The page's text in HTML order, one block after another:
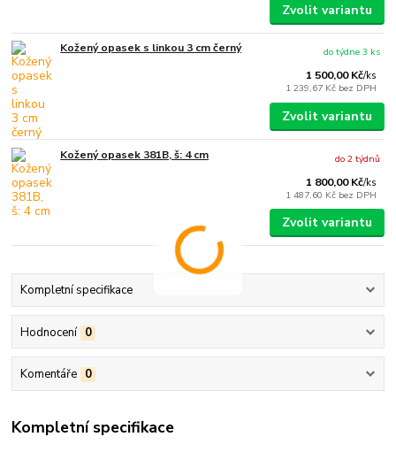
Zvolit variantu
Kožený opasek s linkou 3 cm černý
1 500,00 Kč/ks
1 239,67 Kč bez DPH
do týdne 3 ks
Zvolit variantu
Kožený opasek 381B, š: 4 cm
1 800,00 Kč/ks
1 487,60 Kč bez DPH
do 2 týdnů
Zvolit variantu
Kompletní specifikace
Hodnocení 0
Komentáře 0
Kompletní specifikace